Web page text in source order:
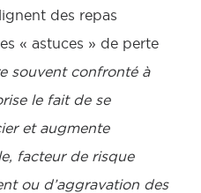
des repas
« astuces » de perte
souvent confronté à
le fait de se
et augmente
facteur de risque
ou d’aggravation des